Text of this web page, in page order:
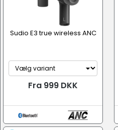
Sudio E3 true wireless ANC
Fra 999 DKK